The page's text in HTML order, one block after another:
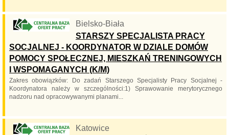
Bielsko-Biała
STARSZY SPECJALISTA PRACY
SOCJALNEJ - KOORDYNATOR W DZIALE DOMÓW
POMOCY SPOŁECZNEJ, MIESZKAŃ TRENINGOWYCH
I WSPOMAGANYCH (K/M)
Zakres obowiązków: Do zadań Starszego Specjalisty Pracy Socjalnej -
Koordynatora należy w szczególności:1) Sprawowanie merytorycznego
nadzoru nad opracowywanymi planami...
Katowice